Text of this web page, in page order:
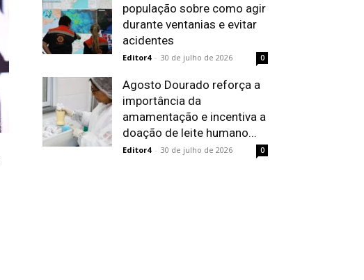
população sobre como agir
durante ventanias e evitar
acidentes
Editor4 - 30 de julho de 2026 0
Agosto Dourado reforça a
importância da
amamentação e incentiva a
doação de leite humano...
Editor4 - 30 de julho de 2026 0